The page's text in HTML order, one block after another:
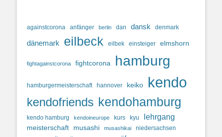
againstcorona anfänger berlin dan dansk denmark
dänemark eilbeck eilbek einsteiger elmshorn
fightagainstcorona fightcorona hamburg
hamburgermeisterschaft hannover keiko kendo
kendofriends kendohamburg
kendo hamburg kendoineurope kurs kyu lehrgang
meisterschaft musashi musashikai niedersachsen